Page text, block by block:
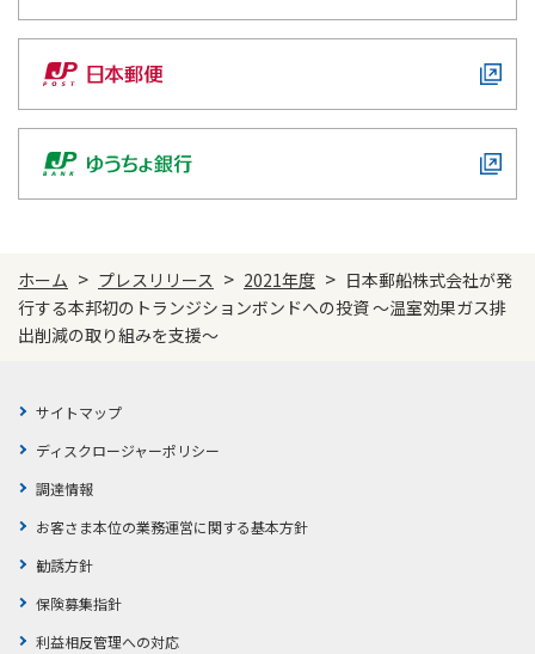
ホーム > プレスリリース > 2021年度 > 日本郵船株式会社が発
行する本邦初のトランジションボンドへの投資 ～温室効果ガス排
出削減の取り組みを支援～
サイトマップ
ディスクロージャーポリシー
調達情報
お客さま本位の業務運営に関する基本方針
勧誘方針
保険募集指針
利益相反管理への対応